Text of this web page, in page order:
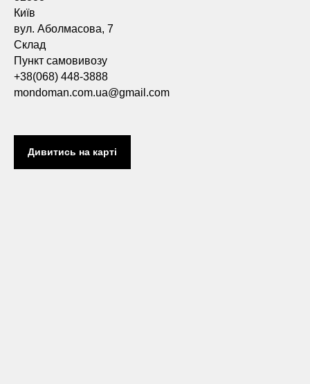
Київ
вул. Аболмасова, 7
Склад
Пункт самовивозу
+38(068) 448-3888
mondoman.com.ua@gmail.com
Дивитись на карті